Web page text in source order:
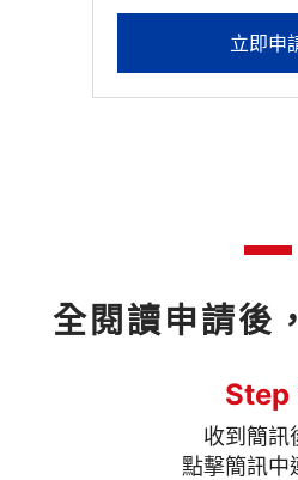
立即申
全閱讀申請後
Step
收到簡訊
點擊簡訊中